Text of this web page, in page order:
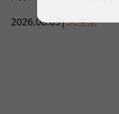
2026.08.03|3C生活